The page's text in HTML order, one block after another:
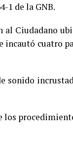
1 de la GNB.
al Ciudadano
cuatro
sonido
los